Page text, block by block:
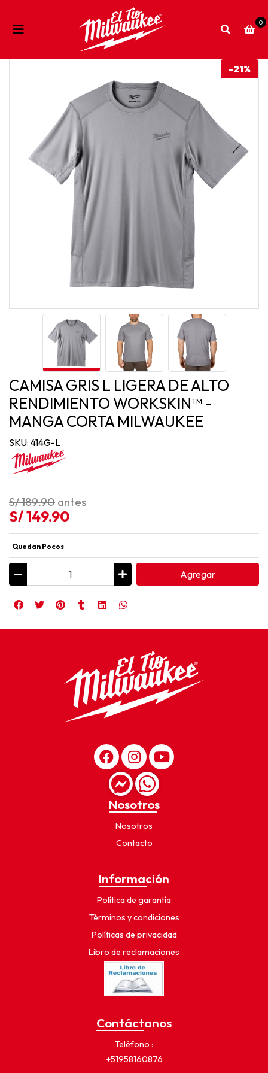
0
-21%
CAMISA GRIS L LIGERA DE ALTO
RENDIMIENTO WORKSKIN™ -
MANGA CORTA MILWAUKEE
SKU: 414G-L
S/ 189.90 antes
S/ 149.90
Quedan Pocos
Agregar
Nosotros
Nosotros
Contacto
Información
Política de garantía
Términos y condiciones
Políticas de privacidad
Libro de reclamaciones
Contáctanos
Teléfono
+51958160876